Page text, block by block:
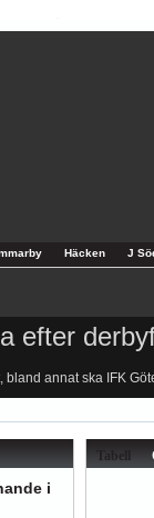
efter
bland annat ska IFK
av Allsvenskan
i
Tabell